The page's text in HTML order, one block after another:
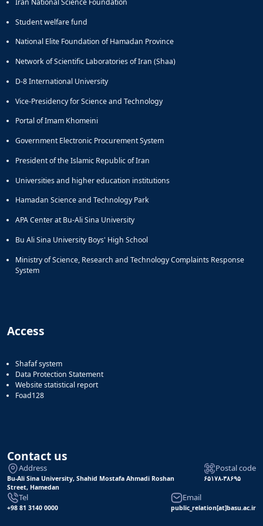
Student welfare fund
National Elite Foundation of Hamadan Province
Network of Scientific Laboratories of Iran (Shaa)
D-8 International University
Vice-Presidency for Science and Technology
Portal of Imam Khomeini
Government Electronic Procurement System
President of the Islamic Republic of Iran
Universities and higher education institutions
Hamadan Science and Technology Park
APA Center at Bu-Ali Sina University
Bu Ali Sina University Boys' High School
Ministry of Science, Research and Technology Complaints Response
System
Access
Shafaf system
Data Protection Statement
Website statistical report
Foad128
Contact us
Address
Bu-Ali Sina University, Shahid Mostafa Ahmadi Roshan
Street, Hamedan
Postal code
۶۵۱۷۸-۳۸۶۹۵
Tel
+98 81 3140 0000
Email
public_relation[at]basu.ac.ir